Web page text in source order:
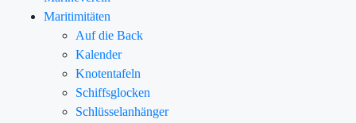
Maritimitäten
Auf die Back
Kalender
Knotentafeln
Schiffsglocken
Schlüsselanhänger